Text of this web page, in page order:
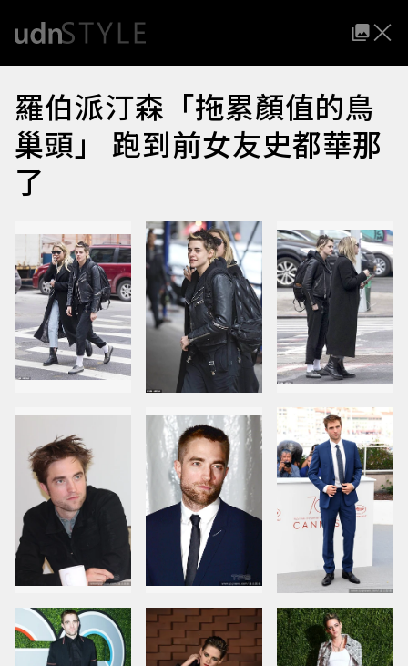
羅伯派汀森「拖累顏值的鳥
巢頭」 跑到前女友史都華那
了